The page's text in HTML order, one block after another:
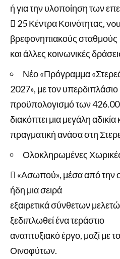
ή για την υλοποίηση των
 25 Κέντρα Κοινότητας,
βρεφονηπιακούς σταθμούς
και άλλες κοινωνικές
Νέο «Πρόγραμμα
2027», με τον υπερδιπλάσιο
προϋπολογισμό των
διακόπτει μια μεγάλη αδικία
πραγματική ανάσα στη
Ολοκληρωμένες
 «Ασωπού», μέσα από την
ήδη μια σειρά
εξαιρετικά σύνθετων
ξεδιπλωθεί ένα τεράστιο
αναπτυξιακό έργο, μαζί με
Οινοφύτων.